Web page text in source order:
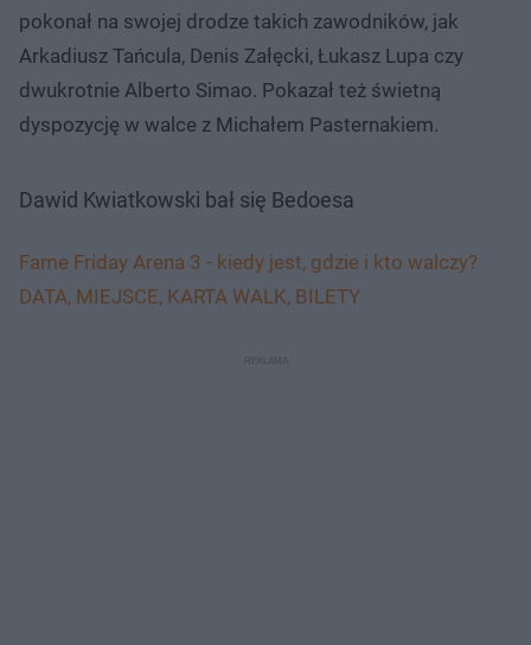
pokonał na swojej drodze takich zawodników, jak
Arkadiusz Tańcula, Denis Załęcki, Łukasz Lupa czy
dwukrotnie Alberto Simao. Pokazał też świetną
dyspozycję w walce z Michałem Pasternakiem.
Dawid Kwiatkowski bał się Bedoesa
Fame Friday Arena 3 - kiedy jest, gdzie i kto walczy?
DATA, MIEJSCE, KARTA WALK, BILETY